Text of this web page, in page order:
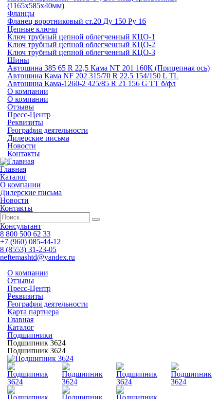
(1165х585х40мм)
Фланцы
Фланец воротниковый ст.20 Ду 150 Ру 16
Цепные ключи
Ключ трубный цепной облегченный КЦО-1
Ключ трубный цепной облегченный КЦО-2
Ключ трубный цепной облегченный КЦО-3
Шины
Автошина 385 65 R 22,5 Кама NT 201 160К (Прицепная ось)
Автошина Кама NF 202 315/70 R 22.5 154/150 L TL
Автошина Кама-1260-2 425/85 R 21 156 G TT б/фл
О компании
О компании
Отзывы
Пресс-Центр
Реквизиты
География деятельности
Дилерские письма
Новости
Контакты
Главная
Каталог
О компании
Дилерские письма
Новости
Контакты
Консультант
8 800 500 62 33
+7 (960) 085-44-12
8 (8553) 31-23-05
neftemashtd@yandex.ru
О компании
Отзывы
Пресс-Центр
Реквизиты
География деятельности
Карта партнера
Главная
Каталог
Подшипники
Подшипник 3624
Подшипник 3624